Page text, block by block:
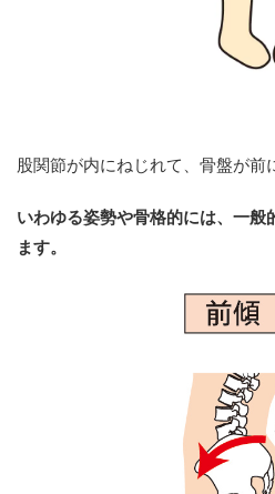
股関節が内にねじれて、骨盤が前
いわゆる姿勢や骨格的には、一般
ます。